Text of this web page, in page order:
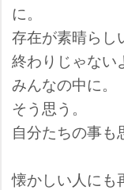
に。
存在が素晴らし
終わりじゃない
みんなの中に。
そう思う。
自分たちの事も
懐かしい人にも